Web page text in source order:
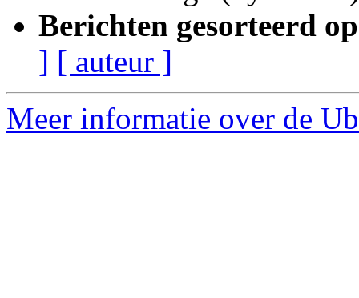
Berichten gesorteerd
] [ auteur ]
Meer informatie over de